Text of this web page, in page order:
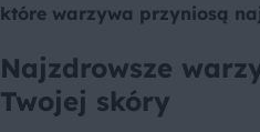
które warzywa przyniosą
Najzdrowsze
Twojej skóry